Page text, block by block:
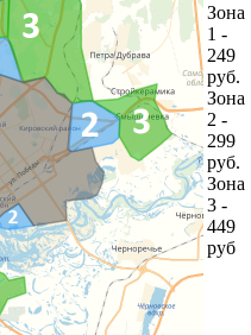
Зона
1 -
249
руб.
Зона
2 -
299
руб.
Зона
3 -
449
руб